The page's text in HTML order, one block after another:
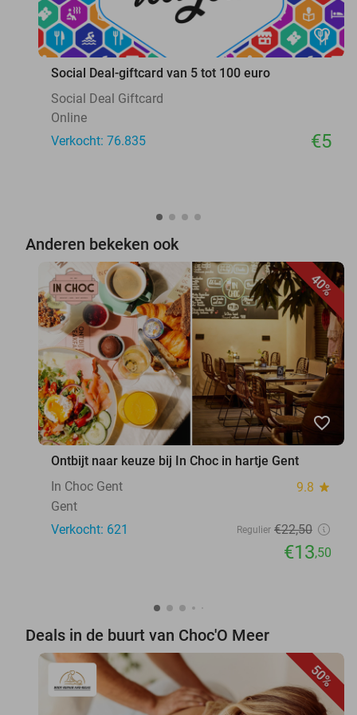
favorite_border
Social Deal-giftcard van 5 tot 100 euro
Social Deal Giftcard
Online
Verkocht: 76.835
€5
Anderen bekeken ook
40%
favorite_border
Ontbijt naar keuze bij In Choc in hartje Gent
In Choc Gent
9.8 star
Gent
Verkocht: 621
Regulier €22,50
€13,50
Deals in de buurt van Choc'O Meer
50%